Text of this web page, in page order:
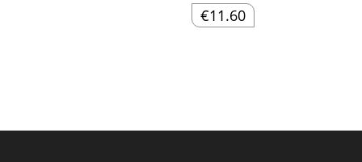
€11.60